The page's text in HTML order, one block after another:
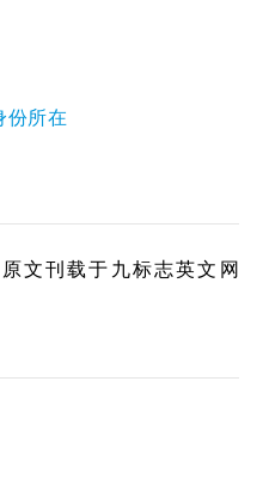
份所在
文刊载于九标志英文网